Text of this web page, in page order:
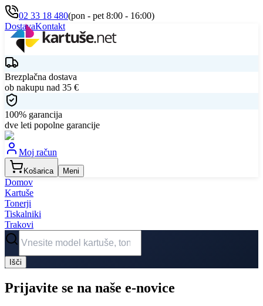
02 33 18 480(pon - pet 8:00 - 16:00)
DostavaKontakt
Brezplačna dostava
ob nakupu nad 35 €
100% garancija
dve leti popolne garancije
Moj račun
Košarica Meni
Domov
Kartuše
Tonerji
Tiskalniki
Trakovi
Išči
Prijavite se na naše e-novice